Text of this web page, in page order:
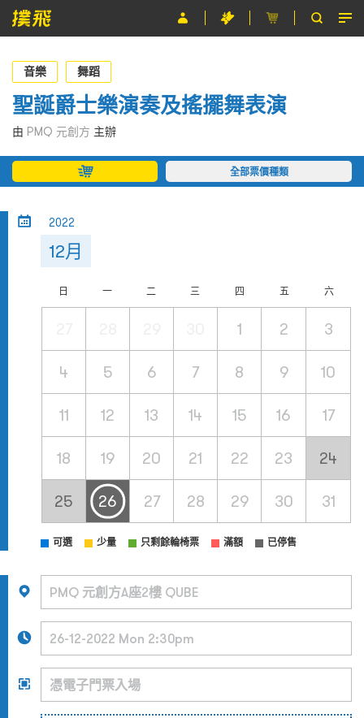
節目
主辦單位
關於撲飛
條款及細則
音樂 舞蹈
聖誕爵士樂演奏及搖擺舞表演
由 PMQ 元創方 主辦
全部票價種類
2022
12月
日 一 二 三 四 五 六
1 2 3
4 5 6 7 8 9 10
11 12 13 14 15 16 17
18 19 20 21 22 23 24
25 26 27 28 29 30 31
可選 少量 只剩餘輪椅票 滿額 已停售